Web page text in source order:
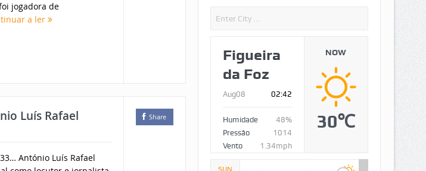
jogadora de
a ler
Luís Rafael
António Luís Rafael
Share
Figueira
da Foz
Aug08 02:42
Humidade
48%
Pressão
1014
Vento
1.34mph
NOW
30℃